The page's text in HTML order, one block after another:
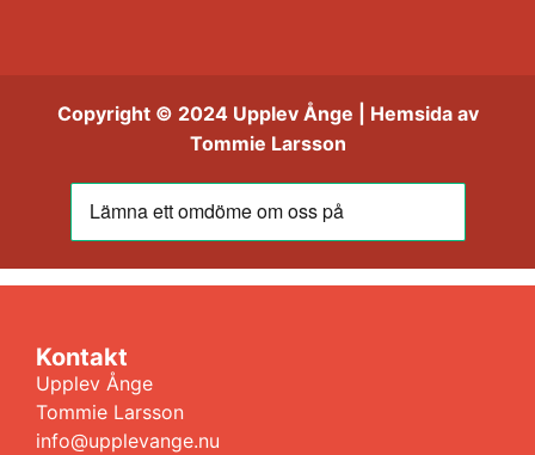
Copyright © 2024 Upplev Ånge | Hemsida av
Tommie Larsson
Kontakt
Upplev Ånge
Tommie Larsson
info@upplevange.nu